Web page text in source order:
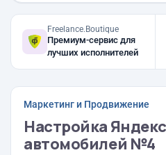
Freelance.Boutique
Премиум-сервис для
лучших исполнителей
Маркетинг и Продвижение
Настройка
автомобилей №4